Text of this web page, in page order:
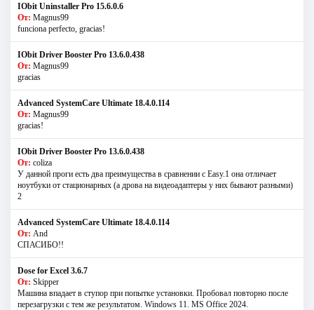
IObit Uninstaller Pro 15.6.0.6
От: Magnus99
funciona perfecto, gracias!
IObit Driver Booster Pro 13.6.0.438
От: Magnus99
gracias
Advanced SystemCare Ultimate 18.4.0.114
От: Magnus99
gracias!
IObit Driver Booster Pro 13.6.0.438
От: coliza
У данной проги есть два преимущества в сравнении с Easy.1 она отличает
ноутбуки от стационарных (а дрова на видеоадаптеры у них бывают разными)
2
Advanced SystemCare Ultimate 18.4.0.114
От: And
СПАСИБО!!
Dose for Excel 3.6.7
От: Skipper
Машина впадает в ступор при попытке установки. Пробовал повторно после
перезагрузки с тем же результатом. Windows 11. MS Offiсe 2024.